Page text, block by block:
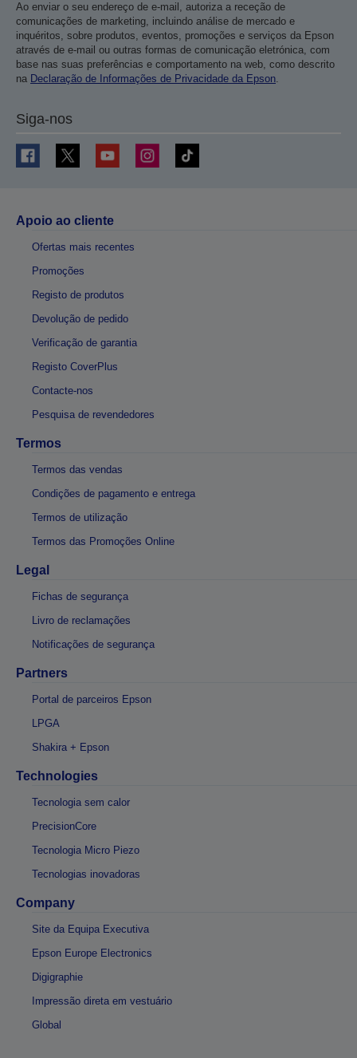
Ao enviar o seu endereço de e-mail, autoriza a receção de
comunicações de marketing, incluindo análise de mercado e
inquéritos, sobre produtos, eventos, promoções e serviços da Epson
através de e-mail ou outras formas de comunicação eletrónica, com
base nas suas preferências e comportamento na web, como descrito
na Declaração de Informações de Privacidade da Epson.
Siga-nos
Apoio ao cliente
Ofertas mais recentes
Promoções
Registo de produtos
Devolução de pedido
Verificação de garantia
Registo CoverPlus
Contacte-nos
Pesquisa de revendedores
Termos
Termos das vendas
Condições de pagamento e entrega
Termos de utilização
Termos das Promoções Online
Legal
Fichas de segurança
Livro de reclamações
Notificações de segurança
Partners
Portal de parceiros Epson
LPGA
Shakira + Epson
Technologies
Tecnologia sem calor
PrecisionCore
Tecnologia Micro Piezo
Tecnologias inovadoras
Company
Site da Equipa Executiva
Epson Europe Electronics
Digigraphie
Impressão direta em vestuário
Global